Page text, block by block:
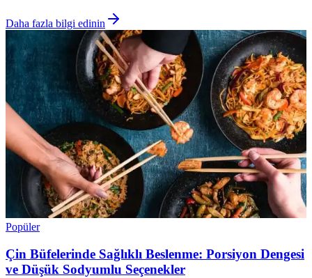
Daha fazla bilgi edinin
Popüler
Çin Büfelerinde Sağlıklı Beslenme: Porsiyon Dengesi
ve Düşük Sodyumlu Seçenekler